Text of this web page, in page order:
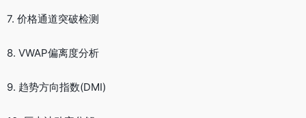
7. 价格通道突破检测
8. VWAP偏离度分析
9. 趋势方向指数(DMI)